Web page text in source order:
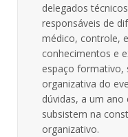
delegados
responsáveis de
médico, controle,
conhecimentos e
espaço formativo,
organizativa do
dúvidas, a um ano
subsistem na
organizativo.